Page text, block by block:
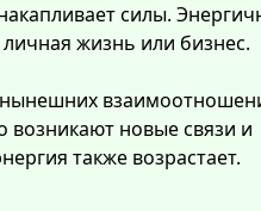
силы.
жизнь или бизнес.
нынешних
возникают новые связи и
также возрастает.